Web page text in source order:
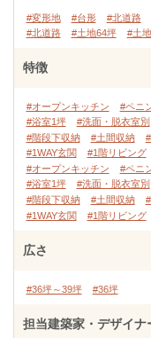
#変形地 #台形 #北道路
#北道路
#土地64坪 #土
特徴
#オープンキッチン #ペニ
#浴室1坪
#洗面・脱衣室別
#階段下収納
#土間収納
#1WAY玄関
#1階リビング
#オープンキッチン
#ペニ
#浴室1坪
#洗面・脱衣室別
#階段下収納
#土間収納
#1WAY玄関
#1階リビング
広さ
#36坪～39坪 #36坪
担当建築家・デザイナ